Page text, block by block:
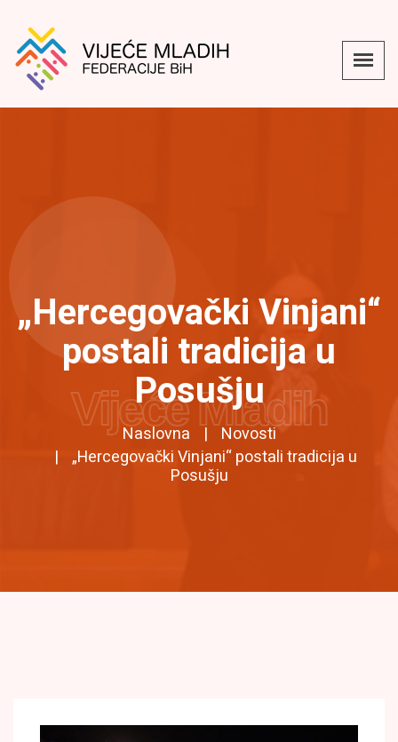
„Hercegovački Vinjani“
postali tradicija u
Posušju
Naslovna
Novosti
„Hercegovački Vinjani“ postali tradicija u
Posušju
Vijeće Mladih